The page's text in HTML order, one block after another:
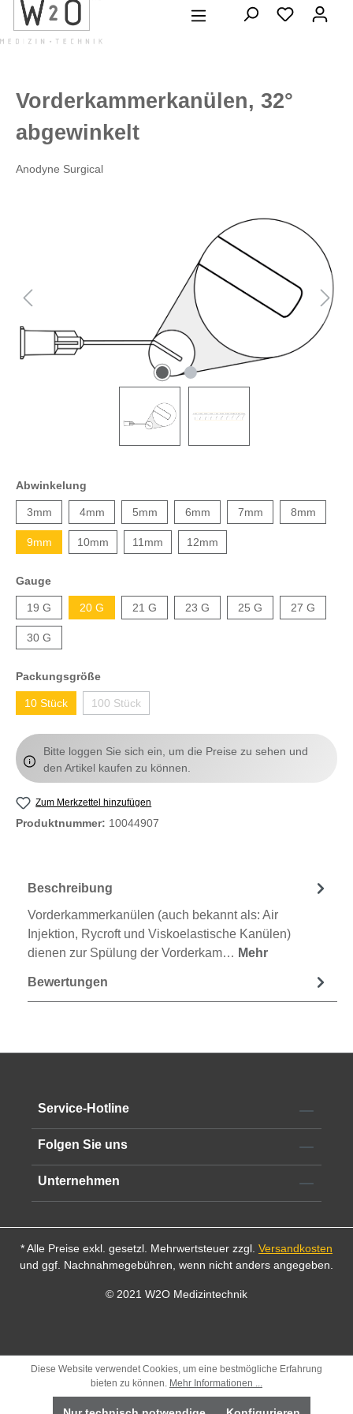
springen
Vorderkammerkanülen, 32°
abgewinkelt
Anodyne Surgical
Abwinkelung
3mm 4mm 5mm 6mm 7mm 8mm
9mm 10mm 11mm 12mm
Gauge
19 G 20 G 21 G 23 G 25 G 27 G
30 G
Packungsgröße
10 Stück 100 Stück
Bitte loggen Sie sich ein, um die Preise zu sehen und
den Artikel kaufen zu können.
Zum Merkzettel hinzufügen
Produktnummer: 10044907
Beschreibung
Vorderkammerkanülen (auch bekannt als: Air
Injektion, Rycroft und Viskoelastische Kanülen)
dienen zur Spülung der Vorderkam… Mehr
Bewertungen
Service-Hotline
Folgen Sie uns
Unternehmen
* Alle Preise exkl. gesetzl. Mehrwertsteuer zzgl. Versandkosten
und ggf. Nachnahmegebühren, wenn nicht anders angegeben.
© 2021 W2O Medizintechnik
Diese Website verwendet Cookies, um eine bestmögliche Erfahrung
bieten zu können. Mehr Informationen ...